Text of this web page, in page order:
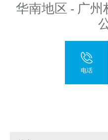
华南地区 - 广州